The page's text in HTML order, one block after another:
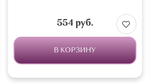
554 руб.
В КОРЗИНУ